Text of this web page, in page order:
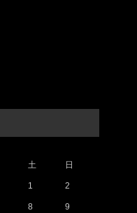
土 日
1 2
8 9